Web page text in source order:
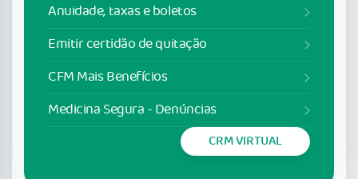
Anuidade, taxas e boletos
Emitir certidão de quitação
CFM Mais Benefícios
Medicina Segura - Denúncias
CRM VIRTUAL